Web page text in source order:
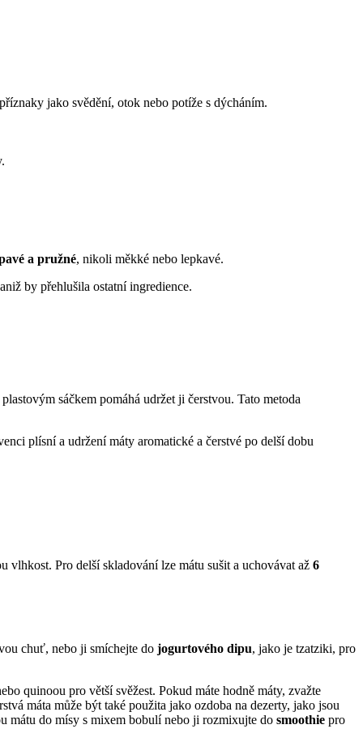
jako svědění, otok nebo potíže s dýcháním.
a pružné, nikoli měkké nebo lepkavé.
by přehlušila ostatní ingredience.
sáčkem pomáhá udržet ji čerstvou. Tato metoda
plísní a udržení máty aromatické a čerstvé po delší dobu
vlhkost. Pro delší skladování lze mátu sušit a uchovávat až 6
chuť, nebo ji smíchejte do jogurtového dipu, jako je tzatziki, pro
quinoou pro větší svěžest. Pokud máte hodně máty, zvažte
máta může být také použita jako ozdoba na dezerty, jako jsou
mátu do mísy s mixem bobulí nebo ji rozmixujte do smoothie pro